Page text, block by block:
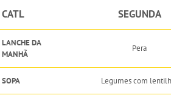
CATL SEGUNDA
LANCHE DA
MANHÃ
Pera
SOPA Legumes com